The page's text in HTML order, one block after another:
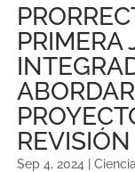
PRIMERA
Sep 4, 2024